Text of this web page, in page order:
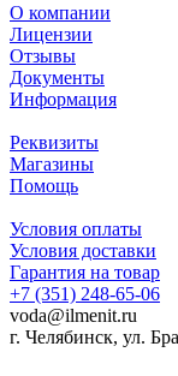
О компании
Лицензии
Отзывы
Документы
Информация
Реквизиты
Магазины
Помощь
Условия оплаты
Условия доставки
Гарантия на товар
+7 (351) 248-65-06
voda@ilmenit.ru
г. Челябинск, ул.